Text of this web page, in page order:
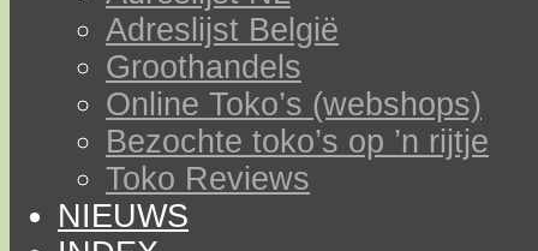
Adreslijst België
Groothandels
Online Toko’s (webshops)
Bezochte toko’s op ’n rijtje
Toko Reviews
NIEUWS